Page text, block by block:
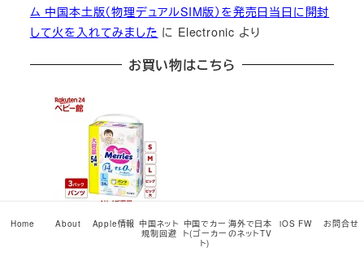
ム 中国本土版（物理デュアルSIM版）を発売日当日に開封
して火を入れてみました に Electronic より
お買い物はこちら
Home About Apple情報 中国ネット
規制回避
中国でカー
ト(ゴーカー
ト)
海外で日本
のネットTV
iOS FW お問合せ